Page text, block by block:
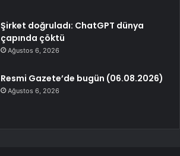
Şirket doğruladı: ChatGPT dünya
çapında çöktü
Ağustos 6, 2026
Resmi Gazete’de bugün (06.08.2026)
Ağustos 6, 2026